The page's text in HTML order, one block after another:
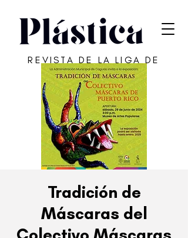
REVISTA DE LA LIGA DE
ARTE DE SAN JUAN
Tradición de
Máscaras del